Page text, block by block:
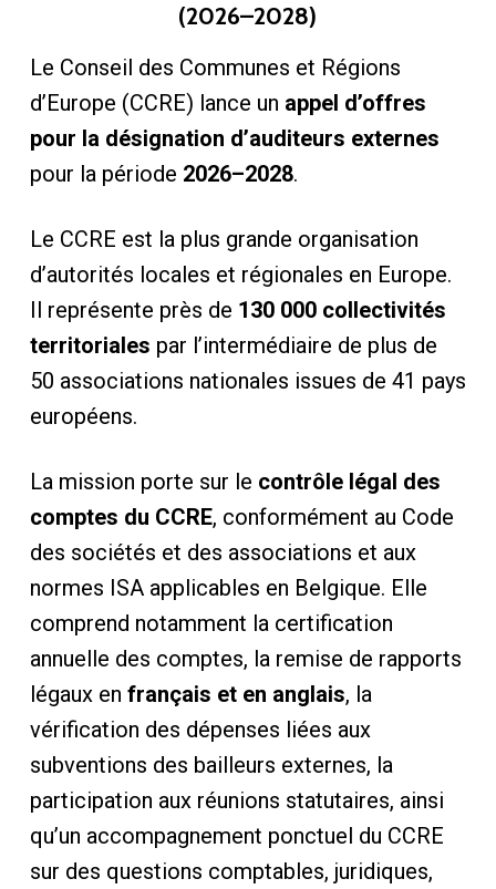
(2026–2028)
Le Conseil des Communes et Régions
d’Europe (CCRE) lance un appel d’offres
pour la désignation d’auditeurs externes
pour la période 2026–2028.
Le CCRE est la plus grande organisation
d’autorités locales et régionales en Europe.
Il représente près de 130 000 collectivités
territoriales par l’intermédiaire de plus de
50 associations nationales issues de 41 pays
européens.
La mission porte sur le contrôle légal des
comptes du CCRE, conformément au Code
des sociétés et des associations et aux
normes ISA applicables en Belgique. Elle
comprend notamment la certification
annuelle des comptes, la remise de rapports
légaux en français et en anglais, la
vérification des dépenses liées aux
subventions des bailleurs externes, la
participation aux réunions statutaires, ainsi
qu’un accompagnement ponctuel du CCRE
sur des questions comptables, juridiques,